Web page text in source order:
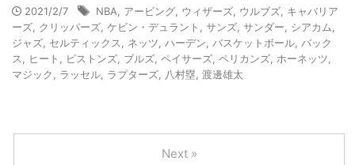
2021/2/7 NBA アービング ウィザーズ ウルブズ キャバリア
ーズ クリッパーズ ケビン・デュラント サンズ サンダー シアカム
ジャズ セルティックス ネッツ ハーデン バスケットボール バック
ス
ヒート ピストンズ ブルズ ペイサーズ ペリカンズ ホーネッツ
マジック
ラッセル ラプターズ 八村塁 渡邊雄太
Next »